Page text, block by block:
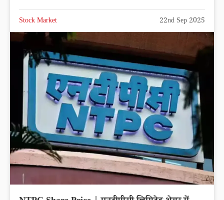
RVNL Share Price | रेल विकास निगम शेयर
मालामाल करेगा, लगातार चढ़ रहा भाव, खरीदने की मची है
लूट
Stock Market 22nd Sep 2025